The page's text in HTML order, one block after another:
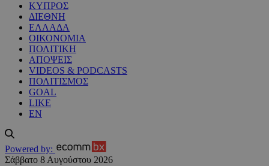
ΚΥΠΡΟΣ
ΔΙΕΘΝΗ
ΕΛΛΑΔΑ
ΟΙΚΟΝΟΜΙΑ
ΠΟΛΙΤΙΚΗ
ΑΠΟΨΕΙΣ
VIDEOS & PODCASTS
ΠΟΛΙΤΙΣΜΟΣ
GOAL
LIKE
EN
Powered by:
Σάββατο 8 Αυγούστου 2026